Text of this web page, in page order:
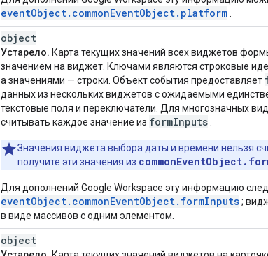
eventObject.commonEventObject.platform
object
Устарело. Карта текущих значений всех виджетов
значением на виджет. Ключами являются строковые
а значениями — строки. Объект события предоставляет
данных из нескольких виджетов с ожидаемыми
текстовые поля и переключатели. Для многозначных
считывать каждое значение из formInputs
Значения виджета выбора даты и времени нельзя
получите эти значения из
Для дополнений Google Workspace эту информацию
eventObject.commonEventObject.formInputs;
в виде массивов с одним элементом.
object